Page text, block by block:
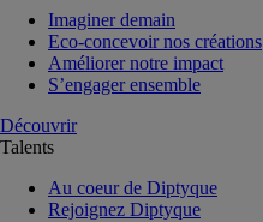
Imaginer demain
Eco-concevoir nos créations
Améliorer notre impact
S’engager ensemble
Découvrir
Talents
Au coeur de Diptyque
Rejoignez Diptyque